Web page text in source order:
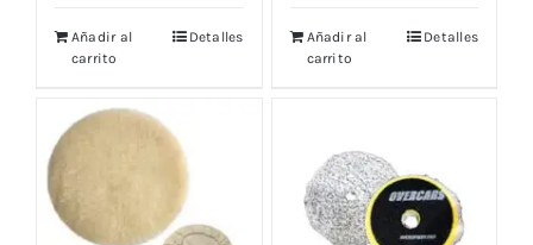
Añadir al
carrito
Detalles
Añadir al
carrito
Detalles